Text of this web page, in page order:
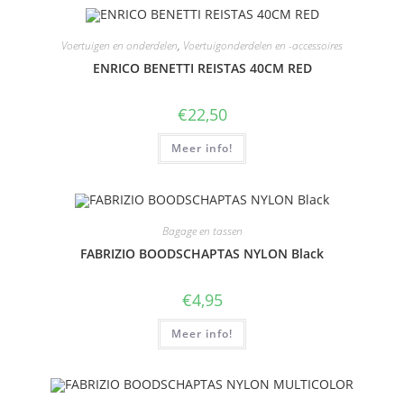
Voertuigen en onderdelen, Voertuigonderdelen en -accessoires
ENRICO BENETTI REISTAS 40CM RED
€22,50
Meer info!
Bagage en tassen
FABRIZIO BOODSCHAPTAS NYLON Black
€4,95
Meer info!